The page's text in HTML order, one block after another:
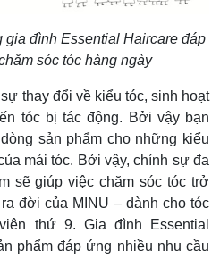
gia đình Essential Haircare đáp
sóc tóc hàng ngày
thay đổi về kiểu tóc, sinh hoạt
tóc bị tác động. Bởi vậy bạn
sản phẩm cho những kiểu
mái tóc. Bởi vậy, chính sự đa
sẽ giúp việc chăm sóc tóc trở
đời của MINU – dành cho tóc
thứ 9. Gia đình Essential
phẩm đáp ứng nhiều nhu cầu